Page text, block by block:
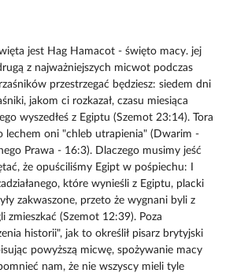
jest Hag Hamacot - święto macy. jej
z najważniejszych micwot podczas
przestrzegać będziesz: siedem dni
jakom ci rozkazał, czasu miesiąca
wyszedłeś z Egiptu (Szemot 23:14). Tora
lechem oni "chleb utrapienia" (Dwarim -
Prawa - 16:3). Dlaczego musimy jeść
że opuściliśmy Egipt w pośpiechu: I
które wynieśli z Egiptu, placki
zakwaszone, przeto że wygnani byli z
zmieszkać (Szemot 12:39). Poza
historii", jak to określił pisarz brytyjski
powyższą micwę, spożywanie macy
nam, że nie wszyscy mieli tyle